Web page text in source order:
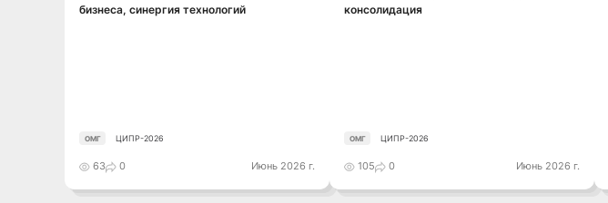
бизнеса, синергия технологий
ОМГ ЦИПР-2026
63 0 Июнь 2026 г.
консолидация
ОМГ ЦИПР-2026
105 0 Июнь 2026 г.